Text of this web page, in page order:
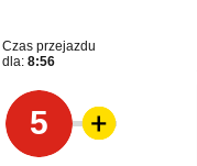
Czas przejazdu
dla: 8:56
5